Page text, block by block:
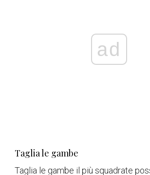
ad
Taglia le gambe
Taglia le gambe il più squadrate